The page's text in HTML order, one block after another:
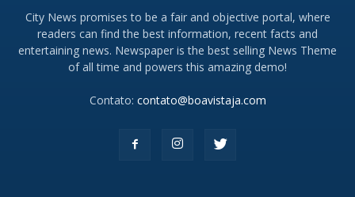
City News promises to be a fair and objective portal, where
readers can find the best information, recent facts and
entertaining news. Newspaper is the best selling News Theme
of all time and powers this amazing demo!
Contato: contato@boavistaja.com